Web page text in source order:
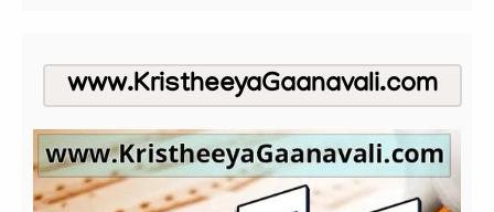
www.KristheeyaGaanavali.com